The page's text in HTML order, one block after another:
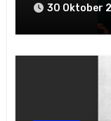
30 Oktober